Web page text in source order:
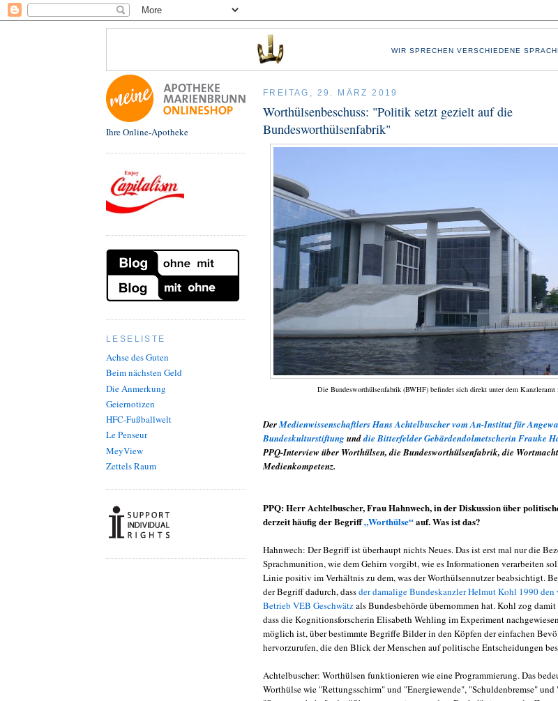
WIR SPRECHEN VERSCHIEDENE
Ihre Online-Apotheke
LESELISTE
Achse des Guten
Beim nächsten Geld
Die Anmerkung
Geiernotizen
HFC-Fußballwelt
Le Penseur
MeyView
Zettels Raum
FREITAG, 29. MÄRZ 2019
Worthülsenbeschuss: "Politik setzt gezielt auf die
Bundesworthülsenfabrik"
Die Bundesworthülsenfabrik (BWHF) befindet sich direkt unter dem Kanzleramt
DerMedienwissenschaftlers Hans Achtelbuscher vom An-Institut für
Bundeskulturstiftungunddie Bitterfelder Gebärdendolmetscherin Frauke
PPQ-Interview über Worthülsen, die Bundesworthülsenfabrik, die
Medienkompetenz.
PPQ: Herr Achtelbuscher, Frau Hahnwech, in der Diskussion über
derzeit häufig der Begriff„Worthülse“auf. Was ist das?
Hahnwech: Der Begriff ist überhaupt nichts Neues. Das ist erst mal nur die
Sprachmunition, wie dem Gehirn vorgibt, wie es Informationen verarbeiten
Linie positiv im Verhältnis zu dem, was der Worthülsennutzer beabsichtigt.
der Begriff dadurch, dassder damalige Bundeskanzler Helmut Kohl 1990
Betrieb VEB Geschwätzals Bundesbehörde übernommen hat. Kohl zog
dass die Kognitionsforscherin Elisabeth Wehling im Experiment
möglich ist, über bestimmte Begriffe Bilder in den Köpfen der einfachen
hervorzurufen, die den Blick der Menschen auf politische Entscheidungen
Achtelbuscher: Worthülsen funktionieren wie eine Programmierung. Das
Worthülse wie "Rettungsschirm" und "Energiewende", "Schuldenbremse" und